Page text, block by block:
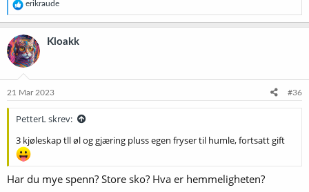
R
e
a
k
s
j
o
e
erikraude
Kloakk
21 Mar 2023 #36
PetterL skrev:
3 kjøleskap tll øl og gjæring pluss egen fryser til humle, fortsatt gift
Har du mye spenn? Store sko? Hva er hemmeligheten?